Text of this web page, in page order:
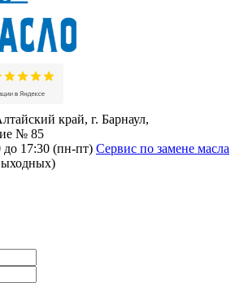
край, г. Барнаул,
№ 85
до 17:30 (пн-пт) Сервис по замене масла